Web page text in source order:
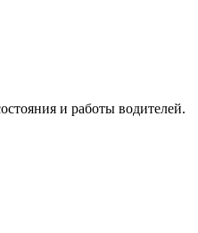
и работы водителей.